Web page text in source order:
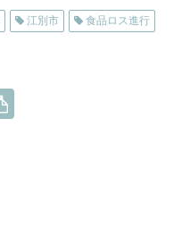
江別市 食品ロス進行